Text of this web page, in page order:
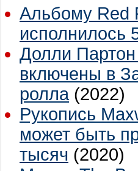
Альбому Red
исполнилось
Долли
включены в
ролла (2022)
Рукопись
может быть
тысяч (2020)